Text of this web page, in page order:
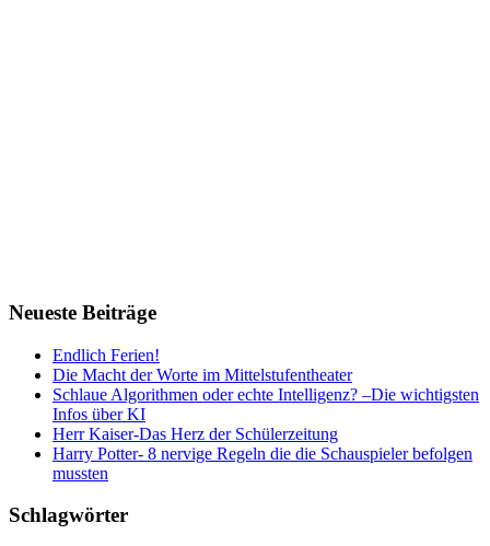
Neueste Beiträge
Endlich Ferien!
Die Macht der Worte im Mittelstufentheater
Schlaue Algorithmen oder echte Intelligenz? –Die wichtigsten
Infos über KI
Herr Kaiser-Das Herz der Schülerzeitung
Harry Potter- 8 nervige Regeln die die Schauspieler befolgen
mussten
Schlagwörter